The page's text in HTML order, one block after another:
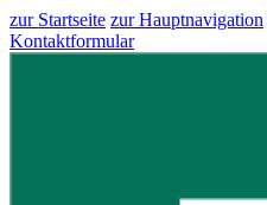
zur Startseite zur Hauptnavigation
Kontaktformular